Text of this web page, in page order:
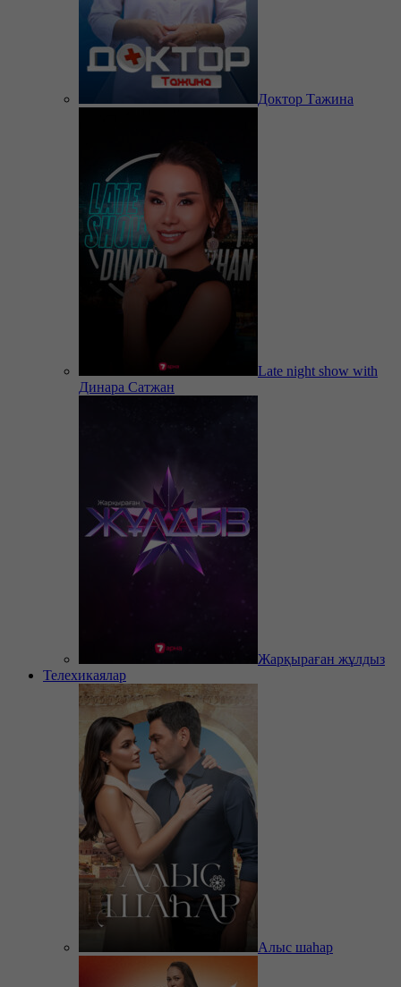
Доктор Тажина
Late night show with
Динара Сатжан
Жарқыраған жұлдыз
Телехикаялар
Алыс шаһар